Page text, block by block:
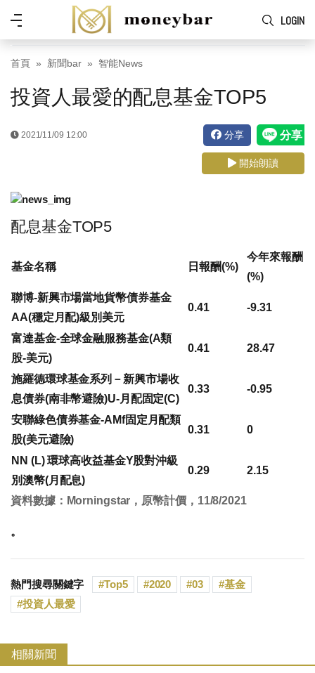
Skip to main content
LOGIN
功
能
表
首頁 新聞bar 智能News
投資人最愛的配息基金TOP5
2021/11/09 12:00 分享
開始朗讀
配息基金TOP5
基金名稱 日報酬(%)
今年來報酬
(%)
聯博-新興市場當地貨幣債券基金
AA(穩定月配)級別美元
0.41 -9.31
富達基金-全球金融服務基金(A類
股-美元)
0.41 28.47
施羅德環球基金系列－新興市場收
息債券(南非幣避險)U-月配固定(C)
0.33 -0.95
安聯綠色債券基金-AMf固定月配類
股(美元避險)
0.31 0
NN (L) 環球高收益基金Y股對沖級
別澳幣(月配息)
0.29 2.15
資料數據：Morningstar，原幣計價，11/8/2021
。
熱門搜尋關鍵字 Top5 2020 03
基金
投資人最愛
相關新聞